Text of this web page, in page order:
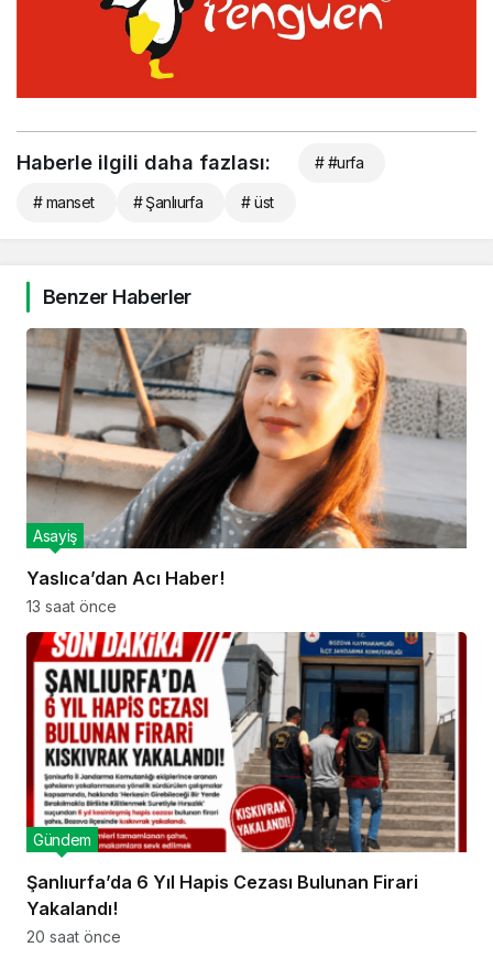
Haberle ilgili daha fazlası: # #urfa
# manset # Şanlıurfa # üst
Benzer Haberler
Yaslıca’dan Acı Haber!
Asayiş
13 saat önce
Şanlıurfa’da 6 Yıl Hapis Cezası Bulunan Firari
Yakalandı!
Gündem
20 saat önce